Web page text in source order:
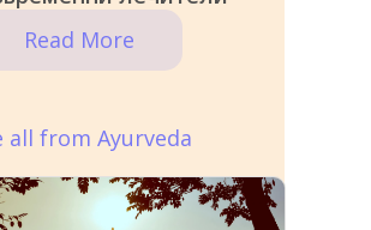
Read More
all from Ayurveda